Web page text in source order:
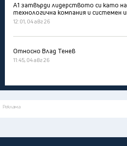
А1 затвърди лидерството си като
технологична компания и системен
12:01, 04 авг 26
Относно Влад Тенев
11:45, 04 авг 26
Реклама